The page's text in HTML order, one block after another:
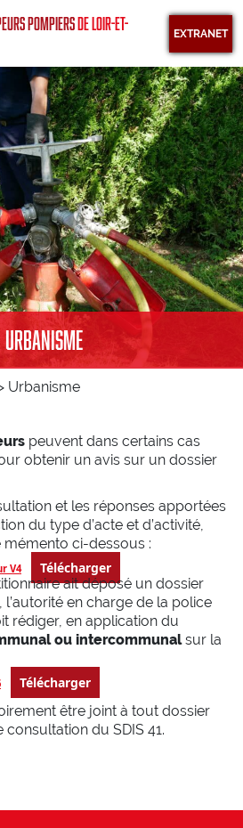
POMPIERSDE LOIR-ET-
EXTRANET
SDIS 41
Présentation
Direction Santé
territoriaux
opérationnel
fonctionnel
Actualités
Agenda
d’incendie et de secours
Urbanisme
officiels
Médias
de communication
Urbanisme
Urbanisme
peuvent dans certains cas
obtenir un avis sur un dossier
et les réponses apportées
du type d’acte et d’activité,
ci-dessous :
V4
Télécharger
ait déposé un dossier
l’autorité en charge de la police
rédiger, en application du
ou intercommunalsur la
Télécharger
être joint à tout dossier
consultation du SDIS 41.